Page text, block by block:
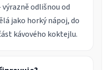
odlišnou od
jako horký nápoj, do
kávového koktejlu.